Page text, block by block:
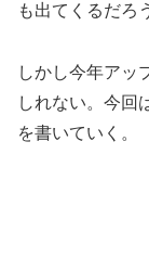
も出てくるだろ
しかし今年アッ
しれない。今回
を書いていく。